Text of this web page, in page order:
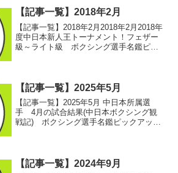
【記事一覧】2018年2月
【記事一覧】2018年2月2018年2月2018年
度中日本新人王トーナメント！フェザー
級～ライト級 ボクシング選手名鑑ピッ
【記事一覧】2025年5月
【記事一覧】2025年5月 中日本所属選
手 4月の試合結果(中日本ボクシング観
戦記) ボクシング選手名鑑ピックアッ
【記事一覧】2024年9月